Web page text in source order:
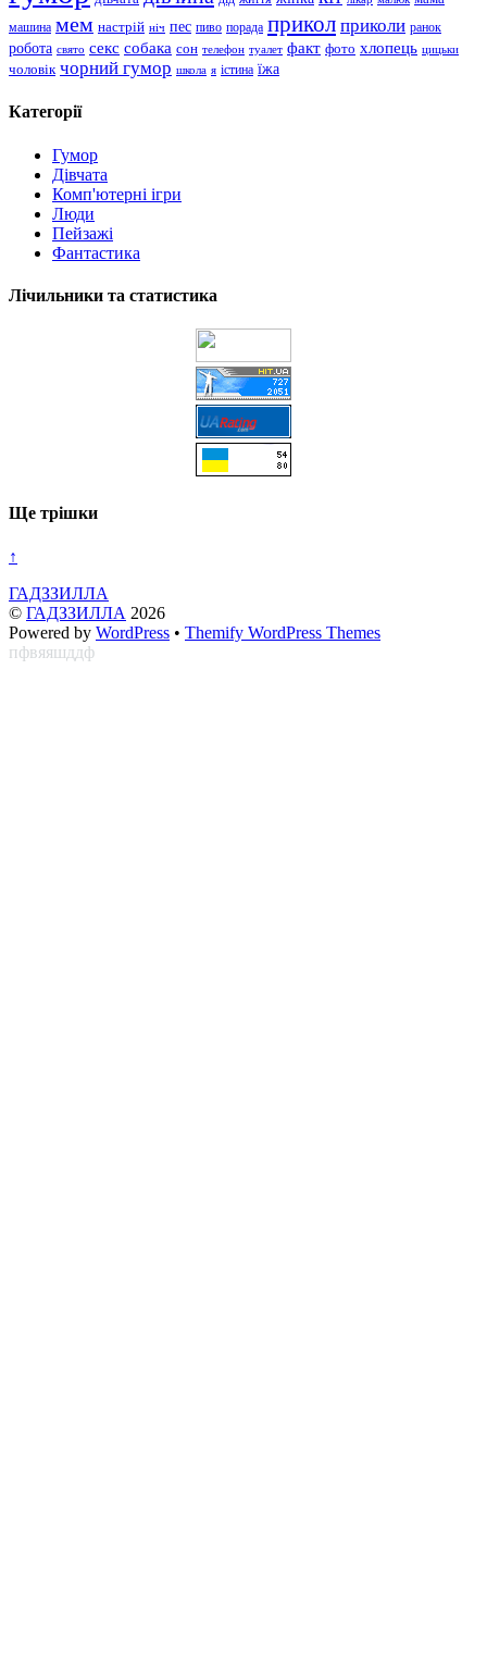
машина мем настрій ніч пес пиво порада прикол приколи ранок
робота свято секс собака сон телефон туалет факт фото хлопець цицьки
чоловік чорний гумор школа я істина їжа
Категорії
Гумор
Дівчата
Комп'ютерні ігри
Люди
Пейзажі
Фантастика
Лічильники та статистика
Ще трішки
↑
ГАДЗЗИЛЛА
© ГАДЗЗИЛЛА 2026
Powered by WordPress • Themify WordPress Themes
пфвяяшддф